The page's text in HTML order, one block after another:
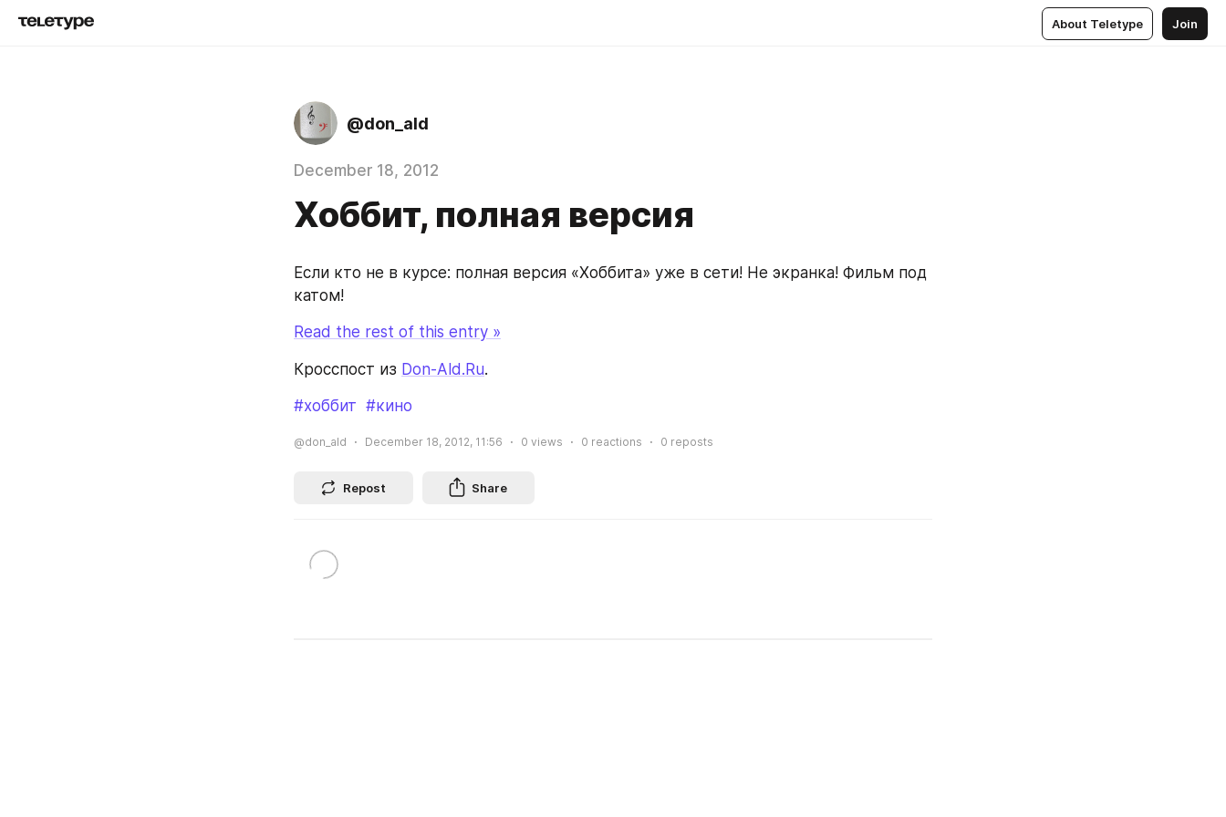
About Teletype Join
@don_ald
December 18, 2012
Хоббит, полная версия
Если кто не в курсе: полная версия «Хоббита» уже в сети! Не экранка! Фильм под
катом!
Read the rest of this entry »
Кросспост из Don-Ald.Ru.
#хоббит #кино
@don_ald December 18, 2012, 11:56 0 views 0 reactions 0 reposts
Repost Share